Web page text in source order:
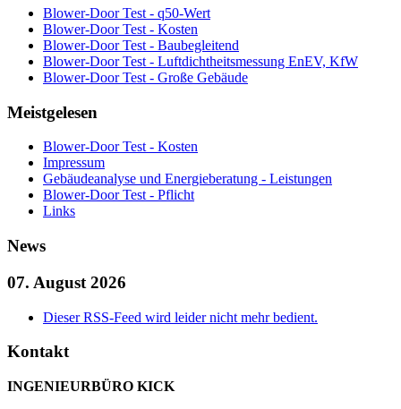
Blower-Door Test - q50-Wert
Blower-Door Test - Kosten
Blower-Door Test - Baubegleitend
Blower-Door Test - Luftdichtheitsmessung EnEV, KfW
Blower-Door Test - Große Gebäude
Meistgelesen
Blower-Door Test - Kosten
Impressum
Gebäudeanalyse und Energieberatung - Leistungen
Blower-Door Test - Pflicht
Links
News
07. August 2026
Dieser RSS-Feed wird leider nicht mehr bedient.
Kontakt
INGENIEURBÜRO KICK